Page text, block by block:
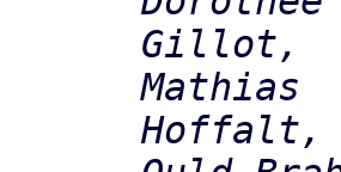
Gillot,
Hoffalt,